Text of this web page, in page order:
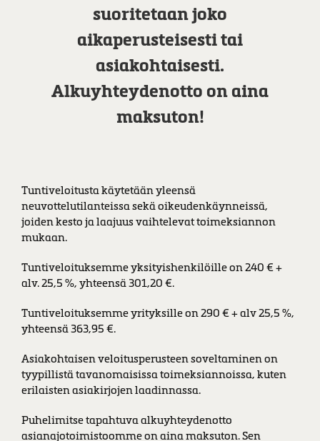
suoritetaan joko
aikaperusteisesti tai
asiakohtaisesti.
Alkuyhteydenotto on aina
maksuton!
Tuntiveloitusta käytetään yleensä
neuvottelutilanteissa sekä oikeudenkäynneissä,
joiden kesto ja laajuus vaihtelevat toimeksiannon
mukaan.
Tuntiveloituksemme yksityishenkilöille on 240 € +
alv. 25,5 %, yhteensä 301,20 €.
Tuntiveloituksemme yrityksille on 290 € + alv 25,5 %,
yhteensä 363,95 €.
Asiakohtaisen veloitusperusteen soveltaminen on
tyypillistä tavanomaisissa toimeksiannoissa, kuten
erilaisten asiakirjojen laadinnassa.
Puhelimitse tapahtuva alkuyhteydenotto
asianajotoimistoomme on aina maksuton. Sen